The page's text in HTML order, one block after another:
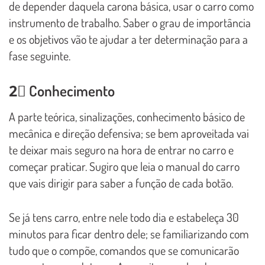
de depender daquela carona básica, usar o carro como
instrumento de trabalho. Saber o grau de importância
e os objetivos vão te ajudar a ter determinação para a
fase seguinte.
2⃣ Conhecimento
A parte teórica, sinalizações, conhecimento básico de
mecânica e direção defensiva; se bem aproveitada vai
te deixar mais seguro na hora de entrar no carro e
começar praticar. Sugiro que leia o manual do carro
que vais dirigir para saber a função de cada botão.
Se já tens carro, entre nele todo dia e estabeleça 30
minutos para ficar dentro dele; se familiarizando com
tudo que o compõe, comandos que se comunicarão